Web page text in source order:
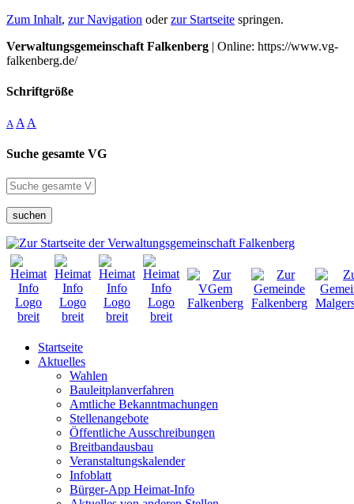
Zum Inhalt, zur Navigation oderzur Startseite springen.
Verwaltungsgemeinschaft Falkenberg | Online: https://www.vg-
falkenberg.de/
Schriftgröße
A A A
Suche gesamte VG
suchen
Startseite
Aktuelles
Wahlen
Bauleitplanverfahren
Amtliche Bekanntmachungen
Stellenangebote
Öffentliche Ausschreibungen
Breitbandausbau
Veranstaltungskalender
Infoblatt
Bürger-App Heimat-Info